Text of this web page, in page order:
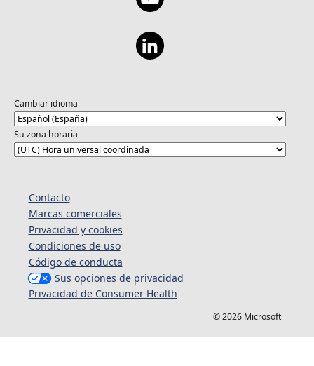
Cambiar idioma
Su zona horaria
Contacto
Marcas comerciales
Privacidad y cookies
Condiciones de uso
Código de conducta
Sus opciones de privacidad
Privacidad de Consumer Health
© 2026 Microsoft